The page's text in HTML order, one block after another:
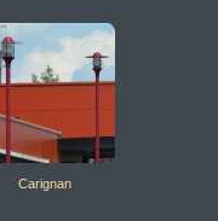
Carignan